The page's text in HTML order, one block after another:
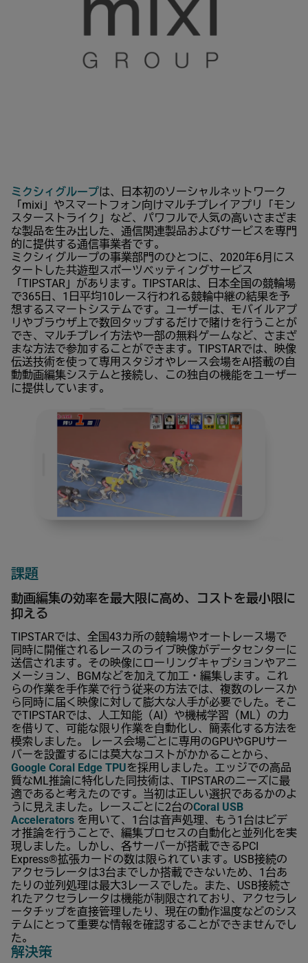
ミクシィグループは、日本初のソーシャルネットワーク
「mixi」やスマートフォン向けマルチプレイアプリ「モン
スターストライク」など、パワフルで人気の高いさまざま
な製品を生み出した、通信関連製品およびサービスを専門
的に提供する通信事業者です。
ミクシィグループの事業部門のひとつに、2020年6月にス
タートした共遊型スポーツベッティングサービス
「TIPSTAR」があります。TIPSTARは、日本全国の競輪場
で365日、1日平均10レース行われる競輪中継の結果を予
想するスマートシステムです。ユーザーは、モバイルアプ
リやブラウザ上で数回タップするだけで賭けを行うことが
でき、マルチプレイ方法や一部の無料ゲームなど、さまざ
まな方法で参加することができます。TIPSTARでは、映像
伝送技術を使って専用スタジオやレース会場をAI搭載の自
動動画編集システムと接続し、この独自の機能をユーザー
に提供しています。
課題
動画編集の効率を最大限に高め、コストを最小限に
抑える
TIPSTARでは、全国43カ所の競輪場やオートレース場で
同時に開催されるレースのライブ映像がデータセンターに
送信されます。その映像にローリングキャプションやアニ
メーション、BGMなどを加えて加工・編集します。これ
らの作業を手作業で行う従来の方法では、複数のレースか
ら同時に届く映像に対して膨大な人手が必要でした。そこ
でTIPSTARでは、人工知能（AI）や機械学習（ML）の力
を借りて、可能な限り作業を自動化し、簡素化する方法を
模索しました。 レース会場ごとに専用のGPUやGPUサー
バーを設置するには莫大なコストがかかることから、
Google Coral Edge TPUを採用しました。エッジでの高品
質なML推論に特化した同技術は、TIPSTARのニーズに最
適であると考えたのです。当初は正しい選択であるかのよ
うに見えました。レースごとに2台のCoral USB
Accelerators を用いて、1台は音声処理、もう1台はビデ
オ推論を行うことで、編集プロセスの自動化と並列化を実
現しました。しかし、各サーバーが搭載できるPCI
Express®拡張カードの数は限られています。USB接続の
アクセラレータは3台までしか搭載できないため、1台あ
たりの並列処理は最大3レースでした。また、USB接続さ
れたアクセラレータは機能が制限されており、アクセラレ
ータチップを直接管理したり、現在の動作温度などのシス
テムにとって重要な情報を確認することができませんでし
た。
解決策